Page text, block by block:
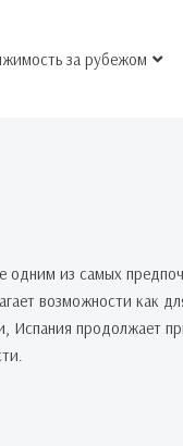
за рубежом
из самых
возможности как
продолжает